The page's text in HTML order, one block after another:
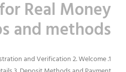
Real Money
and methods
and Verification 2. Welcome